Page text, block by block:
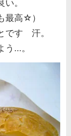
。
最高☆）
です 汗。
...。